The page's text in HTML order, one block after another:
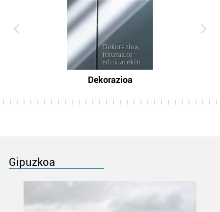
Dekorazioa
Gipuzkoa